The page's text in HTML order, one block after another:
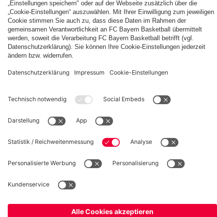
ist
hervorragend“
Allianz Arena Media Center
FC Bayern Tours
Kinder- und Jugendschutz
Verträge hier kündigen